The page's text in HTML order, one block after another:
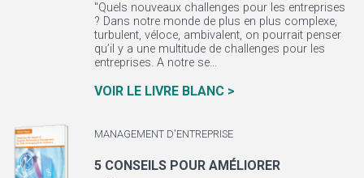
"Quels nouveaux challenges pour les entreprises
? Dans notre monde de plus en plus complexe,
turbulent, véloce, ambivalent, on pourrait penser
qu’il y a une multitude de challenges pour les
entreprises. A notre se...
VOIR LE LIVRE BLANC >
MANAGEMENT D'ENTREPRISE
5 CONSEILS POUR AMÉLIORER